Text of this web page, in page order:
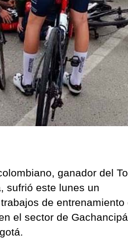
ganador del
sufrió este lunes un
de entrenamiento
el sector de